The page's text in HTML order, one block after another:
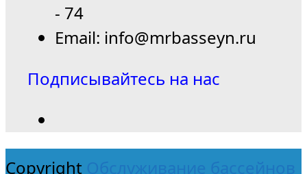
- 74
Email: info@mrbasseyn.ru
Подписывайтесь на нас
Copyright Обслуживание бассейнов